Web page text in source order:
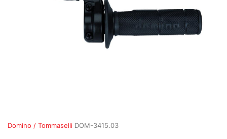
Domino / Tommaselli DOM-3415.03